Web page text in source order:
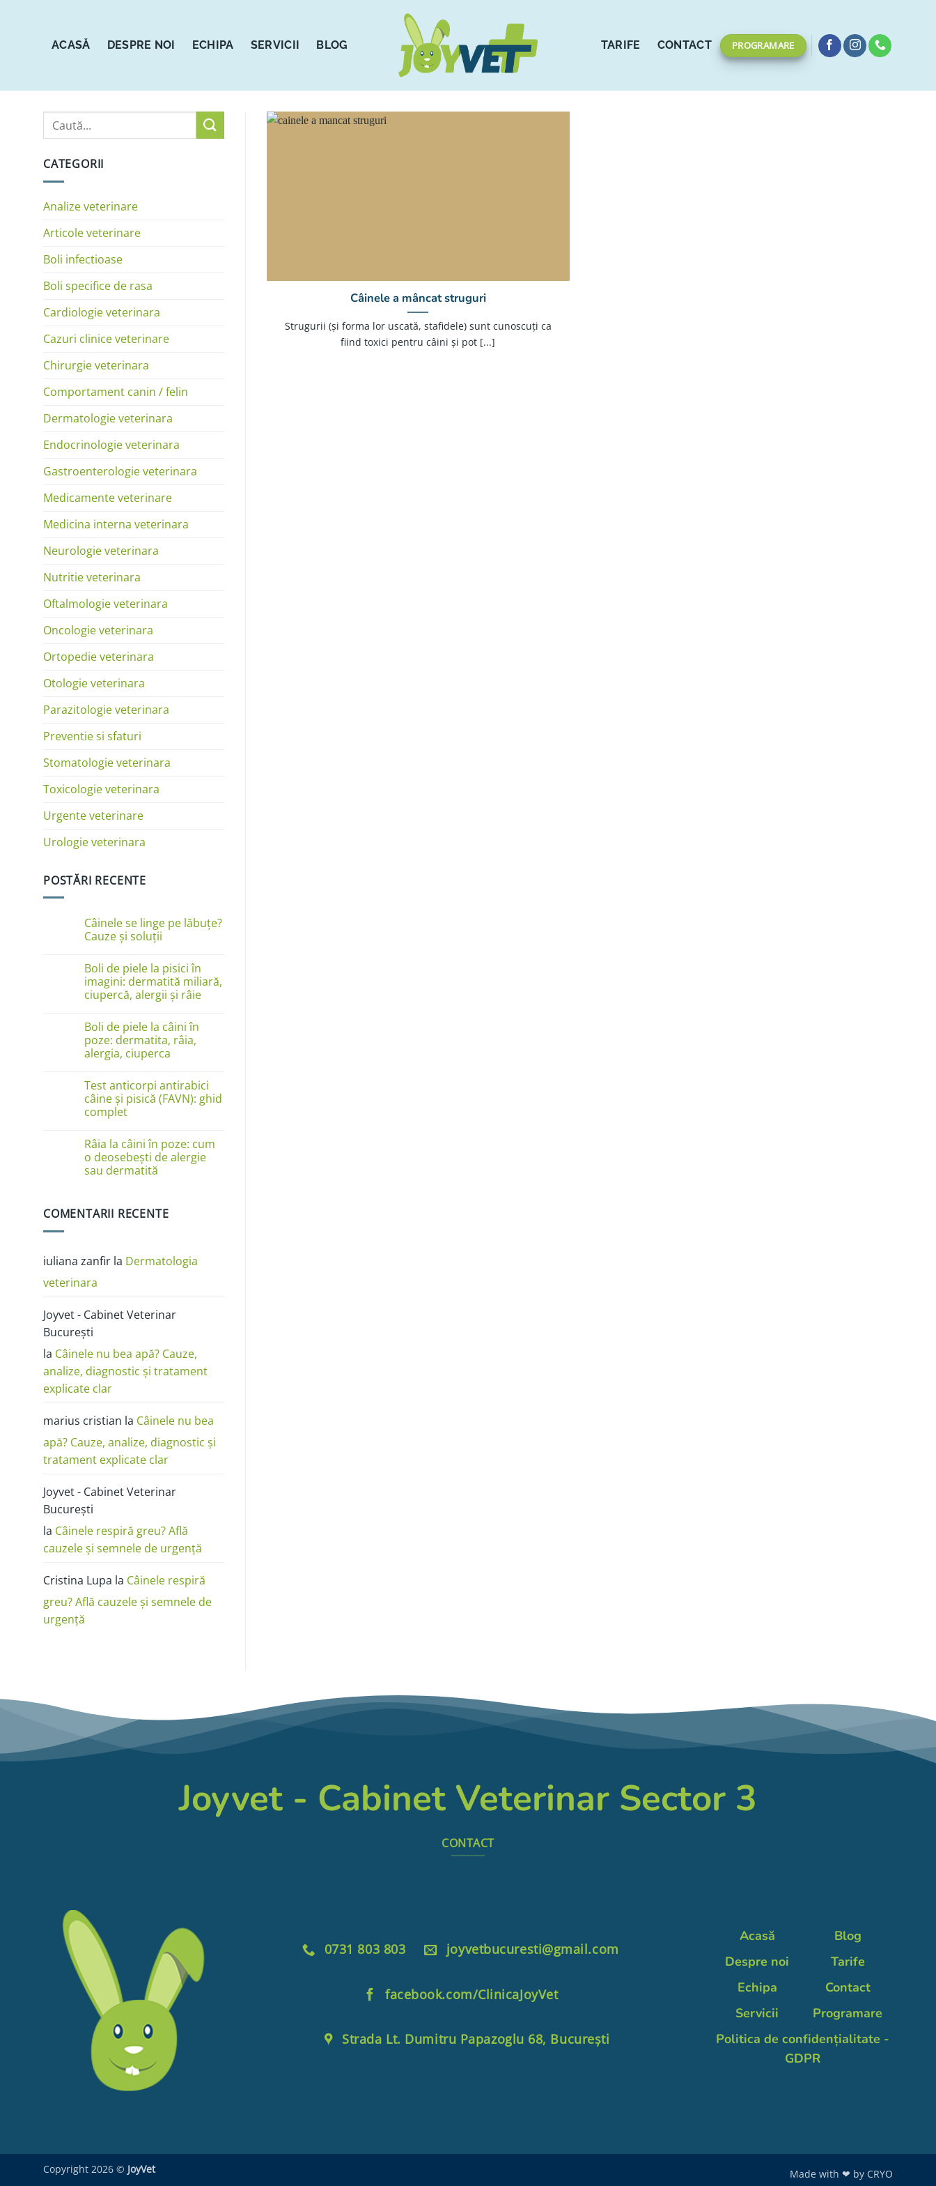
ACASĂ DESPRE NOI ECHIPA SERVICII BLOG TARIFE CONTACT PROGRAMARE
CATEGORII
Analize veterinare
Articole veterinare
Boli infectioase
Boli specifice de rasa
Cardiologie veterinara
Cazuri clinice veterinare
Chirurgie veterinara
Comportament canin / felin
Dermatologie veterinara
Endocrinologie veterinara
Gastroenterologie veterinara
Medicamente veterinare
Medicina interna veterinara
Neurologie veterinara
Nutritie veterinara
Oftalmologie veterinara
Oncologie veterinara
Ortopedie veterinara
Otologie veterinara
Parazitologie veterinara
Preventie si sfaturi
Stomatologie veterinara
Toxicologie veterinara
Urgente veterinare
Urologie veterinara
POSTĂRI RECENTE
Câinele se linge pe lăbuțe?
Cauze și soluții
comentariu
la
Câinele
se
linge
Cauze
și
soluții
Boli de piele la pisici în
imagini: dermatită miliară,
ciupercă, alergii și râie
comentariu
la
Boli
de
piele
în
imagini:
dermatită
miliară,
ciupercă,
și
râie
Boli de piele la câini în
poze: dermatita, râia,
alergia, ciuperca
la
Boli
de
piele
în
poze:
dermatita,
râia,
alergia,
Test anticorpi antirabici
câine și pisică (FAVN): ghid
complet
comentariu
la
Test
anticorpi
antirabici
(FAVN):
ghid
Râia la câini în poze: cum
o deosebești de alergie
sau dermatită
Râia
cum
o
de
dermatită
COMENTARII RECENTE
iuliana zanfir la Dermatologia
veterinara
Joyvet - Cabinet Veterinar
București
la Câinele nu bea apă? Cauze,
analize, diagnostic și tratament
explicate clar
marius cristian la Câinele nu bea
apă? Cauze, analize, diagnostic și
tratament explicate clar
Joyvet - Cabinet Veterinar
București
la Câinele respiră greu? Află
cauzele și semnele de urgență
Cristina Lupa la Câinele respiră
greu? Află cauzele și semnele de
urgență
Câinele a mâncat struguri
Strugurii (și forma lor uscată, stafidele) sunt cunoscuți ca
fiind toxici pentru câini și pot [...]
Joyvet - Cabinet Veterinar Sector 3
CONTACT
0731 803 803 joyvetbucuresti@gmail.com
facebook.com/ClinicaJoyVet
Strada Lt. Dumitru Papazoglu 68, București
Acasă
Despre noi
Echipa
Servicii
Blog
Tarife
Contact
Programare
Politica de confidențialitate -
GDPR
Made with ❤ by CRYO
Copyright 2026 © JoyVet